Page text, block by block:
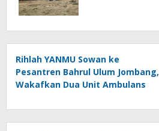
Rihlah YANMU Sowan ke
Pesantren Bahrul Ulum Jombang,
Wakafkan Dua Unit Ambulans